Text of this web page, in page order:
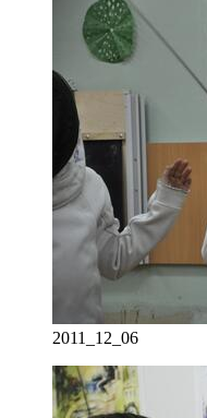
2011_12_06